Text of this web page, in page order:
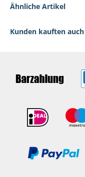
Ähnliche Artikel
Kunden kauften auch